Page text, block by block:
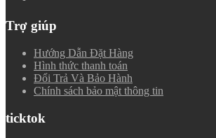
Trợ giúp
Hướng Dẫn Đặt Hàng
Hình thức thanh toán
Đổi Trả Và Bảo Hành
Chính sách bảo mật thông tin
ticktok